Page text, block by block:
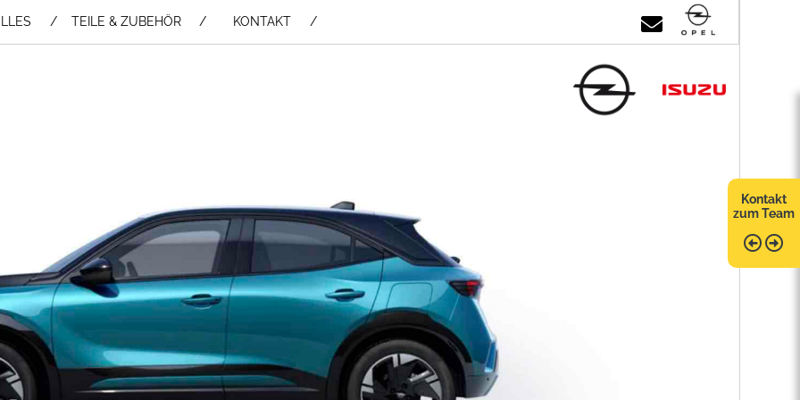
TEILE & ZUBEHÖR / KONTAKT
Kontakt
zum Team